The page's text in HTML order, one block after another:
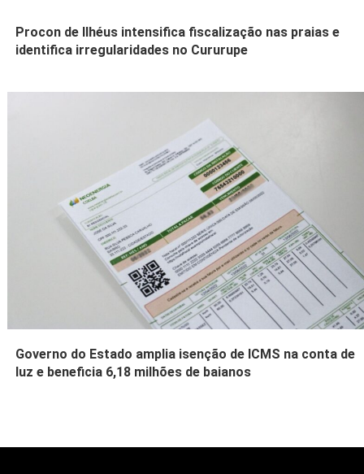
Procon de Ilhéus intensifica fiscalização nas praias e
identifica irregularidades no Cururupe
Governo do Estado amplia isenção de ICMS na conta de
luz e beneficia 6,18 milhões de baianos